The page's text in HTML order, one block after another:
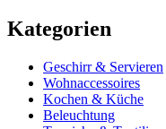
Kategorien
Geschirr & Servieren
Wohnaccessoires
Kochen & Küche
Beleuchtung